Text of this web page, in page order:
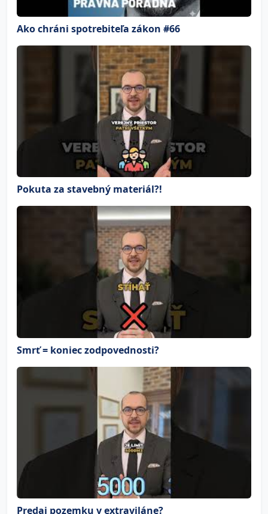
Ako chráni spotrebiteľa zákon #66
Pokuta za stavebný materiál?!
Smrť = koniec zodpovednosti?
Predaj pozemku v extraviláne?